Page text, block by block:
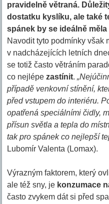
pravidelně větraná.
dostatku kyslíku, ale také
spánek by se ideálně
Navodit tyto podmínky však
v nadcházejících letních
se totiž často větráním
co nejlépezastínit.
případě venkovní stínění,
před vstupem do interiéru.
opatřená speciálními čidly,
přísun světla a tepla do
tak pro spánek co nejlepší
Lubomír Valenta (Lomax).
Výrazným faktorem, který
ale též sny, je konzumace
často zvykem dát si před